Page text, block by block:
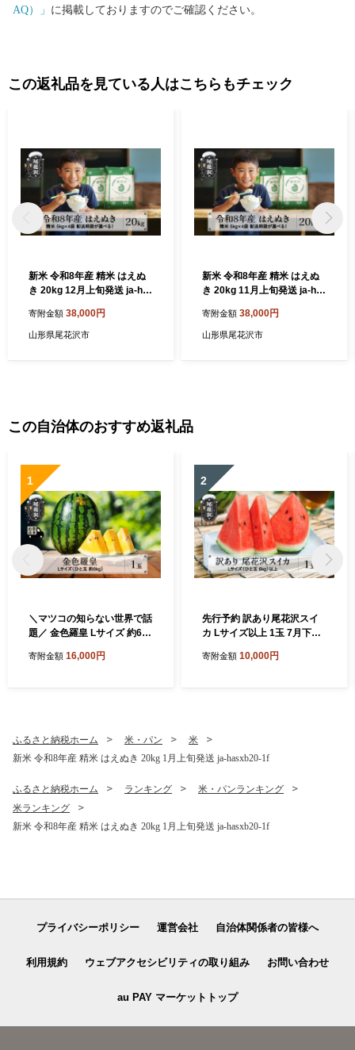
AQ）」 に掲載しておりますのでご確認ください。
この返礼品を見ている人はこちらもチェック
新米 令和8年産 精米 はえぬ
き 20kg 12月上旬発送 ja-ha
寄附金額 38,000円
山形県尾花沢市
新米 令和8年産 精米 はえぬ
き 20kg 11月上旬発送 ja-ha
寄附金額 38,000円
山形県尾花沢市
この自治体のおすすめ返礼品
1
＼マツコの知らない世界で話
題／ 金色羅皇 Lサイズ 約6kg
送 令和8年産 2026年産 こん
寄附金額 16,000円
2
先行予約 訳あり尾花沢スイ
カ Lサイズ以上 1玉 7月下旬
2026年産 東根農産センター
寄附金額 10,000円
ふるさと納税ホーム 米・パン
米
新米 令和8年産 精米 はえぬき 20kg 1月上旬発送 ja-hasxb20-1f
ふるさと納税ホーム ランキング
米・パンランキング
米ランキング
新米 令和8年産 精米 はえぬき 20kg 1月上旬発送 ja-hasxb20-1f
プライバシーポリシー 運営会社 自治体関係者の皆様へ
利用規約 ウェブアクセシビリティの取り組み お問い合わせ
au PAY マーケットトップ